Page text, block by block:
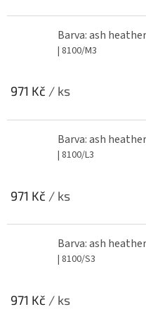
Barva: ash
| 8100/M3
971 Kč / ks
Barva: ash
| 8100/L3
971 Kč / ks
Barva: ash
| 8100/S3
971 Kč / ks